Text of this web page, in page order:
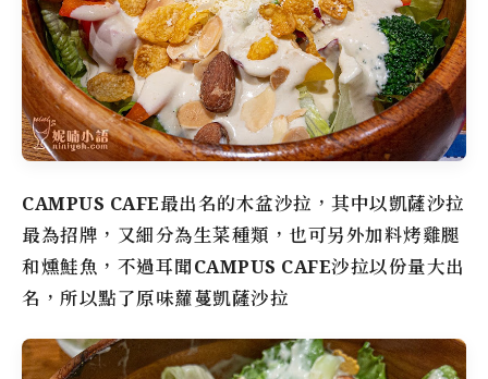
CAMPUS CAFE最出名的木盆沙拉，其中以凱薩沙拉
最為招牌，又細分為生菜種類，也可另外加料烤雞腿
和燻鮭魚，不過耳聞CAMPUS CAFE沙拉以份量大出
名，所以點了原味蘿蔓凱薩沙拉